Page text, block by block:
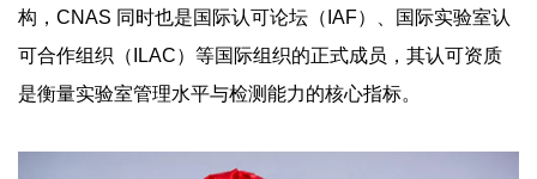
构，CNAS 同时也是国际认可论坛（IAF）、国际实验室认
可合作组织（ILAC）等国际组织的正式成员，其认可资质
是衡量实验室管理水平与检测能力的核心指标。